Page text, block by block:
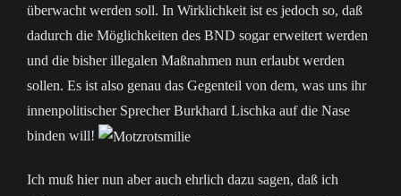
überwacht werden soll. In Wirklichkeit ist es jedoch so, daß
dadurch die Möglichkeiten des BND sogar erweitert werden
und die bisher illegalen Maßnahmen nun erlaubt werden
sollen. Es ist also genau das Gegenteil von dem, was uns ihr
innenpolitischer Sprecher Burkhard Lischka auf die Nase
binden will!
Ich muß hier nun aber auch ehrlich dazu sagen, daß ich